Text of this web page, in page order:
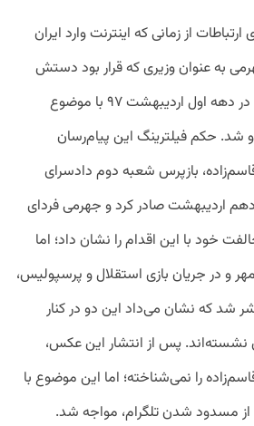
ارتباطات اززمانیکه اینترنتوارد ایران
بهعنوانوزیریکهقرار بود دستش
در دهه اول اردیبهشت۹۷ با موضوع
شد. حکمفیلترینگ این پیامرسان
زاده، بازپرس شعبه دوم دادسرای
دهم اردیبهشتصادرکردو جهرمیفردای
خود با این اقدامرا نشان داد؛ اما
مهرو در جریان بازی استقلالو پرسپولیس،
شدکه نشان میداد این دو درکنار
نشستهاند. پس از انتشار اینعکس،
زادهرا نمیشناخته؛ اما این موضوع با
از مسدود شدنتلگرام، مواجه شد.